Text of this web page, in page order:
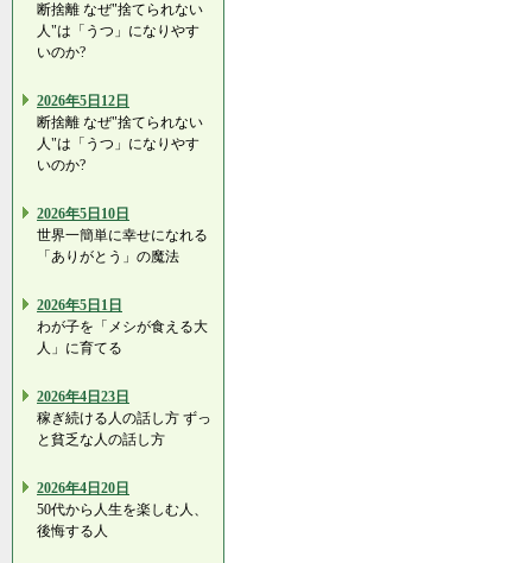
断捨離 なぜ"捨てられない
人"は「うつ」になりやす
いのか?
2026年5日12日
断捨離 なぜ"捨てられない
人"は「うつ」になりやす
いのか?
2026年5日10日
世界一簡単に幸せになれる
「ありがとう」の魔法
2026年5日1日
わが子を「メシが食える大
人」に育てる
2026年4日23日
稼ぎ続ける人の話し方 ずっ
と貧乏な人の話し方
2026年4日20日
50代から人生を楽しむ人、
後悔する人